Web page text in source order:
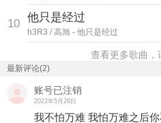
10 他只是经过
h3R3 / 高旭 - 他只是经过
查看更多歌曲，
最新评论(2)
账号已注销
2022年5月26日
我不怕万难 我怕万难之后